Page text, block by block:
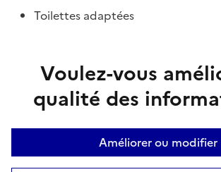
Toilettes adaptées
Voulez-vous
qualité des
Améliorer ou modifier